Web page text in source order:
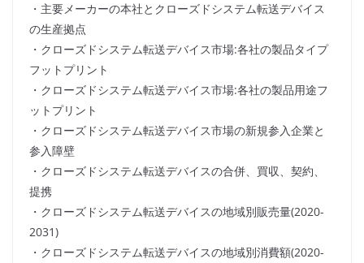
・主要メーカーの本社とクローズドシステム転送デバイス
の生産拠点
・クローズドシステム転送デバイス市場:各社の製品タイプ
フットプリント
・クローズドシステム転送デバイス市場:各社の製品用途フ
ットプリント
・クローズドシステム転送デバイス市場の新規参入企業と
参入障壁
・クローズドシステム転送デバイスの合併、買収、契約、
提携
・クローズドシステム転送デバイスの地域別販売量(2020-
2031)
・クローズドシステム転送デバイスの地域別消費額(2020-